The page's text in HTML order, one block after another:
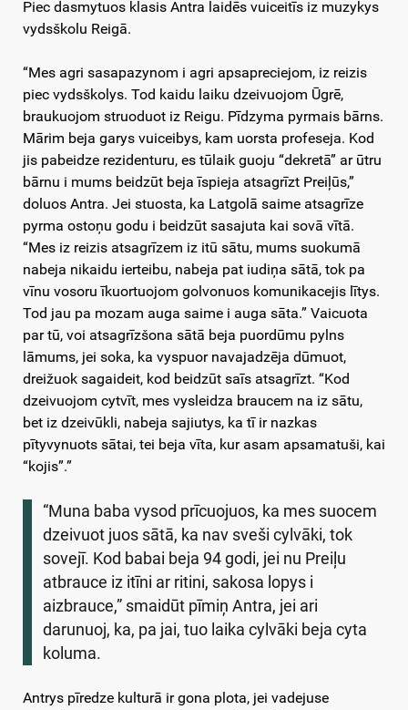
Piec dasmytuos klasis Antra laidēs vuiceitīs iz muzykys
vydsškolu Reigā.
“Mes agri sasapazynom i agri apsapreciejom, iz reizis
piec vydsškolys. Tod kaidu laiku dzeivuojom Ūgrē,
braukuojom struoduot iz Reigu. Pīdzyma pyrmais bārns.
Mārim beja garys vuiceibys, kam uorsta profeseja. Kod
jis pabeidze rezidenturu, es tūlaik guoju “dekretā” ar ūtru
bārnu i mums beidzūt beja īspieja atsagrīzt Preiļūs,”
doluos Antra. Jei stuosta, ka Latgolā saime atsagrīze
pyrma ostoņu godu i beidzūt sasajuta kai sovā vītā.
“Mes iz reizis atsagrīzem iz itū sātu, mums suokumā
nabeja nikaidu ierteibu, nabeja pat iudiņa sātā, tok pa
vīnu vosoru īkuortuojom golvonuos komunikacejis lītys.
Tod jau pa mozam auga saime i auga sāta.” Vaicuota
par tū, voi atsagrīzšona sātā beja puordūmu pylns
lāmums, jei soka, ka vyspuor navajadzēja dūmuot,
dreižuok sagaideit, kod beidzūt saīs atsagrīzt. “Kod
dzeivuojom cytvīt, mes vysleidza braucem na iz sātu,
bet iz dzeivūkli, nabeja sajiutys, ka tī ir nazkas
pītyvynuots sātai, tei beja vīta, kur asam apsamatuši, kai
“kojis”.”
“Muna baba vysod prīcuojuos, ka mes suocem
dzeivuot juos sātā, ka nav sveši cylvāki, tok
sovejī. Kod babai beja 94 godi, jei nu Preiļu
atbrauce iz itīni ar ritini, sakosa lopys i
aizbrauce,” smaidūt pīmiņ Antra, jei ari
darunuoj, ka, pa jai, tuo laika cylvāki beja cyta
koluma.
Antrys pīredze kulturā ir gona plota, jei vadejuse